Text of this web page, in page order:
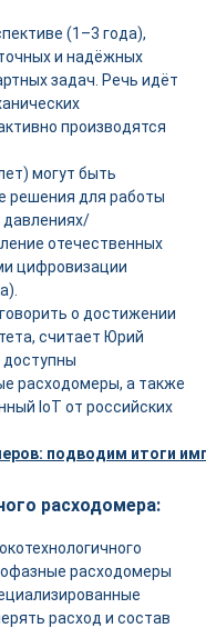
(1–3 года),
и надёжных
задач. Речь идёт
производятся
могут быть
решения для работы
давлениях/
отечественных
цифровизации
о достижении
считает Юрий
расходомеры, а также
IoT от российских
расходомера:
расходомеры
расход и состав